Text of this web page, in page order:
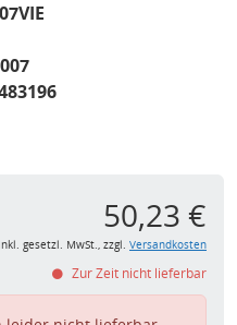
50,23 €
gesetzl. MwSt., zzgl. Versandkosten
Zur Zeit nicht lieferbar